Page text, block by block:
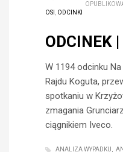
OSI , ODCINKI
ODCINEK
W 1194 odcinku
Rajdu Koguta,
spotkaniu w
zmagania
ciągnikiem Iveco.
ANALIZA WYPADKU